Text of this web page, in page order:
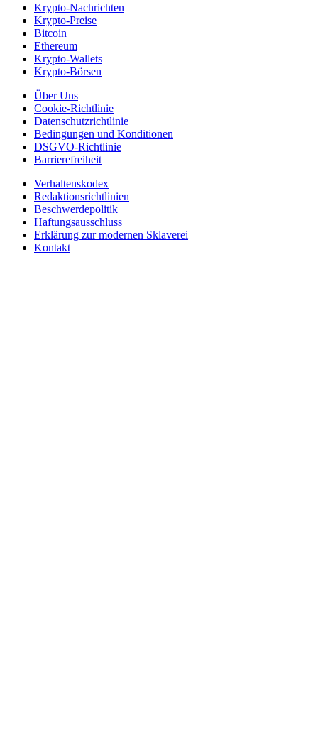
Krypto-Nachrichten
Krypto-Preise
Bitcoin
Ethereum
Krypto-Wallets
Krypto-Börsen
Über Uns
Cookie-Richtlinie
Datenschutzrichtlinie
Bedingungen und Konditionen
DSGVO-Richtlinie
Barrierefreiheit
Verhaltenskodex
Redaktionsrichtlinien
Beschwerdepolitik
Haftungsausschluss
Erklärung zur modernen Sklaverei
Kontakt